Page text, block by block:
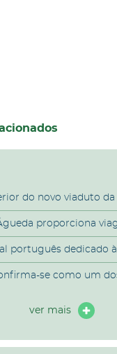
do novo viaduto da
proporciona
português dedicado à
se como um dos
ver mais